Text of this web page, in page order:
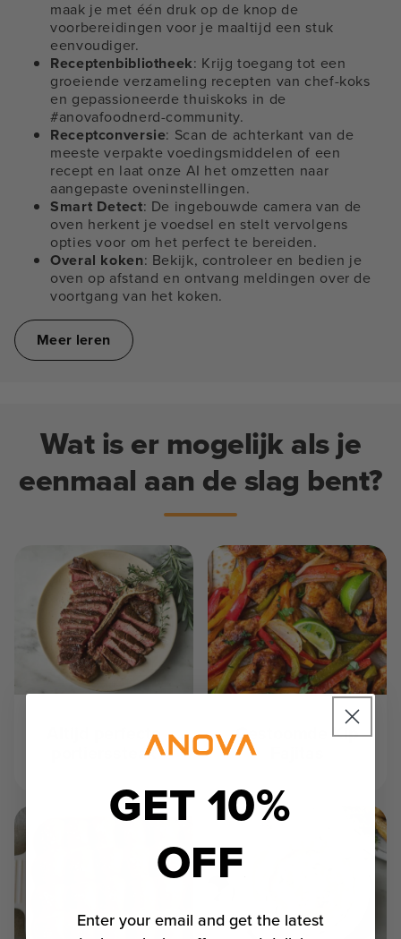
maak je met één druk op de knop de
voorbereidingen voor je maaltijd een stuk
eenvoudiger.
Receptenbibliotheek: Krijg toegang tot een
groeiende verzameling recepten van chef-koks
en gepassioneerde thuiskoks in de
#anovafoodnerd-community.
Receptconversie: Scan de achterkant van de
meeste verpakte voedingsmiddelen of een
recept en laat onze AI het omzetten naar
aangepaste oveninstellingen.
Smart Detect: De ingebouwde camera van de
oven herkent je voedsel en stelt vervolgens
opties voor om het perfect te bereiden.
Overal koken: Bekijk, controleer en bedien je
oven op afstand en ontvang meldingen over de
voortgang van het koken.
Meer leren
Wat is er mogelijk als je
eenmaal aan de slag bent?
Altijd perfecte
portierssteak
Gestoomde Kip
GET 10%
OFF
Enter your email and get the latest